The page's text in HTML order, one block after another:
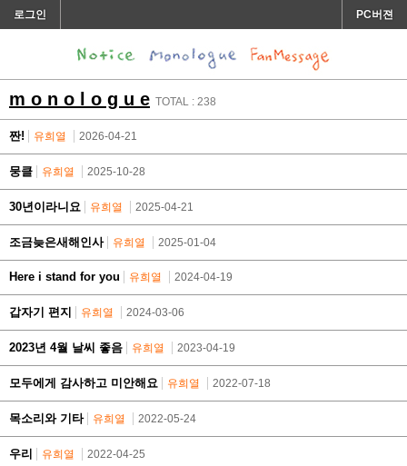
로그인 PC버젼
m o n o l o g u e TOTAL : 238
짠! 유희열 2026-04-21
뭉클 유희열 2025-10-28
30년이라니요 유희열 2025-04-21
조금늦은새해인사 유희열 2025-01-04
Here i stand for you 유희열 2024-04-19
갑자기 편지 유희열 2024-03-06
2023년 4월 날씨 좋음 유희열 2023-04-19
모두에게 감사하고 미안해요 유희열 2022-07-18
목소리와 기타 유희열 2022-05-24
우리 유희열 2022-04-25